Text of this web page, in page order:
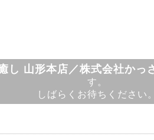
し 山形本店／株式会社かっ
す。
しばらくお待ちください。